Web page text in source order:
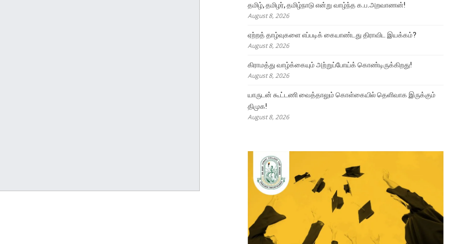
தமிழ், தமிழர், தமிழ்நாடு என்று வாழ்ந்த க.ப.அறவாணன்!
August 8, 2026
ஏற்றத் தாழ்வுகளை எப்படிக் கையாண்டது திராவிட இயக்கம்?
August 8, 2026
கிராமத்து வாழ்க்கையும் அற்றுப்போய்க் கொண்டிருக்கிறது!
August 8, 2026
யாருடன் கூட்டணி வைத்தாலும் கொள்கையில் தெளிவாக இருக்கும்
திமுக!
August 8, 2026